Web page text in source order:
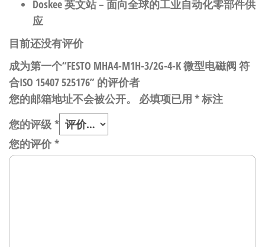
Doskee 英文站– 面向全球的工业自动化零部件供
应
目前还没有评价
成为第一个“FESTO MHA4-M1H-3/2G-4-K 微型电磁阀 符
合ISO 15407 525176” 的评价者
您的邮箱地址不会被公开。
必填项已用 *标注
您的评级 *
您的评价*